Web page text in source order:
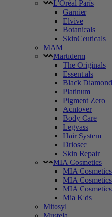
L'Oréal París
Garnier
Elvive
Botanicals
SkinCeuticals
MAM
Martiderm
The Originals
Essentials
Black Diamond
Platinum
Pigment Zero
Acniover
Body Care
Legvass
Hair System
Driosec
Skin Repair
MIA Cosmetics
MIA
MIA Cosmetics
MIA Cosmetics
Mia Kids
Mitosyl